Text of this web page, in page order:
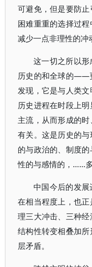
可避免，但是要防
困难重重的选择过
减少一点非理性的冲
这一切之所以
历史的和全球的——
发现，它是与人类
历史进程在时段上
主流，从而形成的
有关。这是历史的
的与政治的、制度
性的与感情的，……
中国今后的发展
在相当程度上，也
理三大冲击、三种经
结构性转变相叠加
层矛盾。